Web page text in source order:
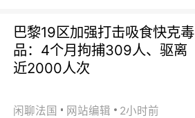
巴黎19区加强打击吸食快克毒
品：4个月拘捕309人、驱离
近2000人次
闲聊法国 网站编辑 2小时前